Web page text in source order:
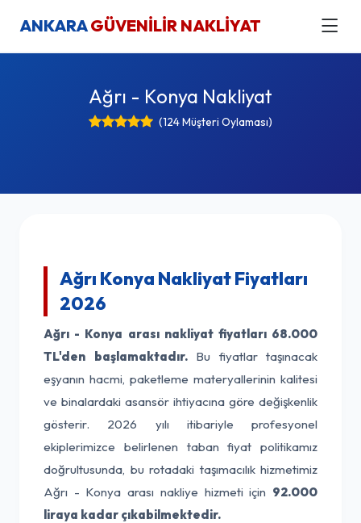
ANKARAGÜVENİLİR NAKLİYAT
Ağrı - Konya Nakliyat
(124 Müşteri Oylaması)
Ağrı Konya Nakliyat Fiyatları
2026
Ağrı - Konya arası nakliyat fiyatları 68.000
TL'den başlamaktadır.Bu fiyatlar taşınacak
eşyanın hacmi, paketleme materyallerinin kalitesi
ve binalardaki asansör ihtiyacına göre değişkenlik
gösterir. 2026 yılı itibariyle profesyonel
ekiplerimizce belirlenen taban fiyat politikamız
doğrultusunda, bu rotadaki taşımacılık hizmetimiz
Ağrı - Konya arası nakliye hizmeti için 92.000
liraya kadar çıkabilmektedir.